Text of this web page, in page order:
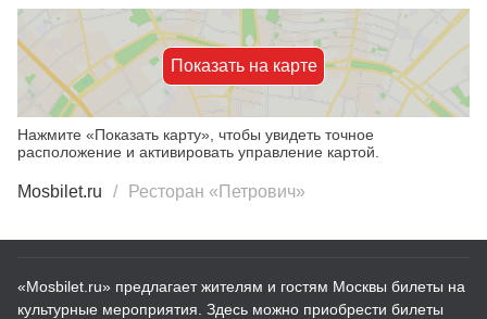
Показать на карте
Нажмите «Показать карту», чтобы увидеть точное
расположение и активировать управление картой.
Mosbilet.ru Ресторан «Петрович»
«Mosbilet.ru» предлагает жителям и гостям Москвы билеты на
культурные мероприятия. Здесь можно приобрести билеты